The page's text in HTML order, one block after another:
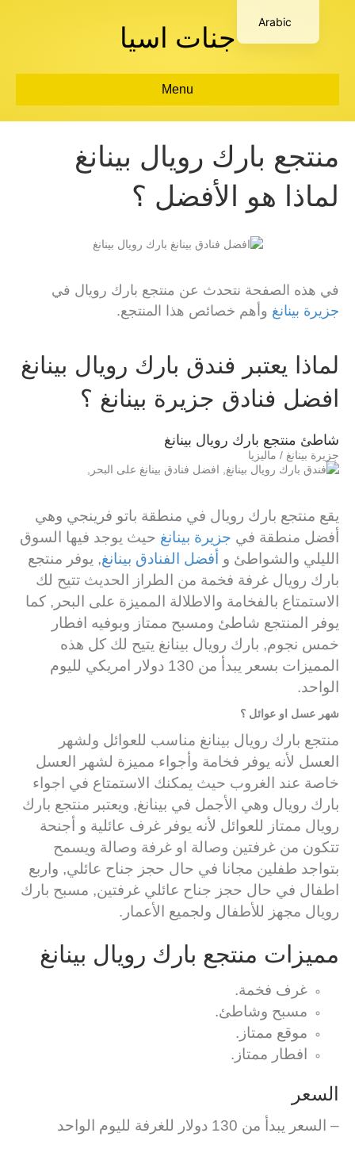
جنات اسيا
Menu
منتجع بارك رويال بينانغ
لماذا هو الأفضل ؟
في هذه الصفحة نتحدث عن منتجع بارك رويال في
جزيرة بينانغ وأهم خصائص هذا المنتجع.
لماذا يعتبر فندق بارك رويال بينانغ
افضل فنادق جزيرة بينانغ ؟
شاطئ منتجع بارك رويال بينانغ
جزيرة بينانغ / ماليزيا
يقع منتجع بارك رويال في منطقة باتو فرينجي وهي
أفضل منطقة في جزيرة بينانغ حيث يوجد فيها السوق
الليلي والشواطئ و أفضل الفنادق بينانغ, يوفر منتجع
بارك رويال غرفة فخمة من الطراز الحديث تتيح لك
الاستمتاع بالفخامة والاطلالة المميزة على البحر, كما
يوفر المنتجع شاطئ ومسبح ممتاز وبوفيه افطار
خمس نجوم, بارك رويال بينانغ يتيح لك كل هذه
المميزات بسعر يبدأ من 130 دولار امريكي لليوم
الواحد.
شهر عسل او عوائل ؟
منتجع بارك رويال بينانغ مناسب للعوائل ولشهر
العسل لأنه يوفر فخامة وأجواء مميزة لشهر العسل
خاصة عند الغروب حيث يمكنك الاستمتاع في اجواء
بارك رويال وهي الأجمل في بينانغ, ويعتبر منتجع بارك
رويال ممتاز للعوائل لأنه يوفر غرف عائلية و أجنحة
تتكون من غرفتين وصالة او غرفة وصالة ويسمح
بتواجد طفلين مجانا في حال حجز جناح عائلي, واربع
اطفال في حال حجز جناح عائلي غرفتين, مسبح بارك
رويال مجهز للأطفال ولجميع الأعمار.
مميزات منتجع بارك رويال بينانغ
غرف فخمة.
مسبح وشاطئ.
موقع ممتاز.
افطار ممتاز.
السعر
– السعر يبدأ من 130 دولار للغرفة لليوم الواحد
Arabic